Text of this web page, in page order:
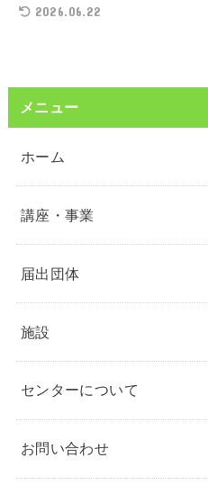
2026.06.22
メニュー
ホーム
講座・事業
届出団体
施設
センターについて
お問い合わせ